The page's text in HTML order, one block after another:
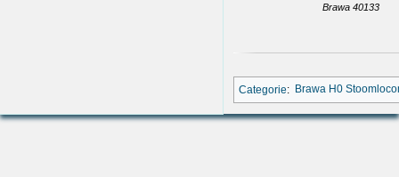
Brawa 40133
Categorie: Brawa H0